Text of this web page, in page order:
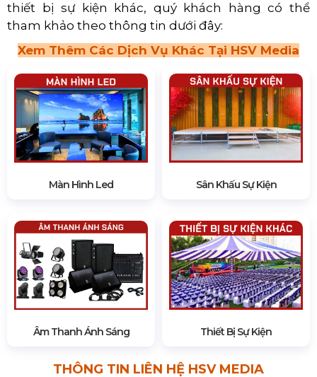
thiết bị sự kiện khác, quý khách hàng có thể
tham khảo theo thông tin dưới đây:
Xem Thêm Các Dịch Vụ Khác Tại HSV Media
Màn Hình Led Sân Khấu Sự Kiện
Âm Thanh Ánh Sáng Thiết Bị Sự Kiện
THÔNG TIN LIÊN HỆ HSV MEDIA